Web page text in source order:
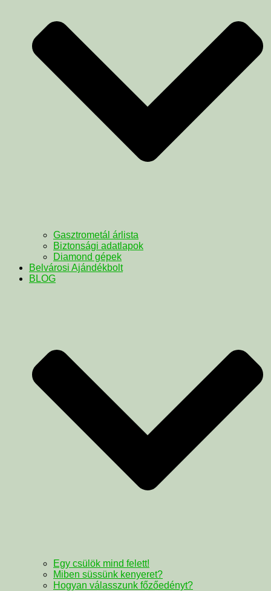
Gasztrometál árlista
Biztonsági adatlapok
Diamond gépek
Belvárosi Ajándékbolt
BLOG
Egy csülök mind felett!
Miben süssünk kenyeret?
Hogyan válasszunk főzőedényt?